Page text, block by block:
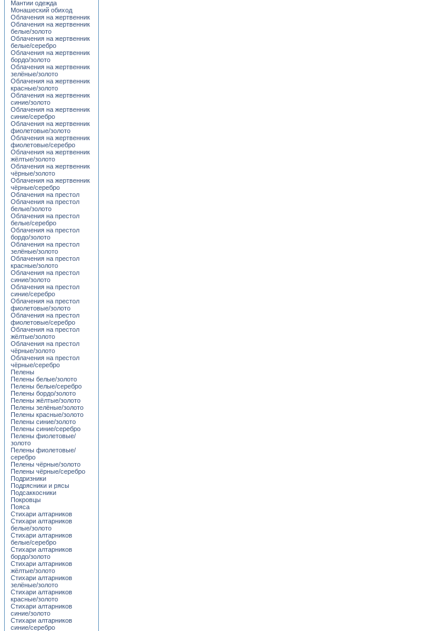
Мантии одежда
Монашеский обиход
Облачения на жертвенник
Облачения на жертвенник
белые/золото
Облачения на жертвенник
белые/серебро
Облачения на жертвенник
бордо/золото
Облачения на жертвенник
зелёные/золото
Облачения на жертвенник
красные/золото
Облачения на жертвенник
синие/золото
Облачения на жертвенник
синие/серебро
Облачения на жертвенник
фиолетовые/золото
Облачения на жертвенник
фиолетовые/серебро
Облачения на жертвенник
жёлтые/золото
Облачения на жертвенник
чёрные/золото
Облачения на жертвенник
чёрные/серебро
Облачения на престол
Облачения на престол
белые/золото
Облачения на престол
белые/серебро
Облачения на престол
бордо/золото
Облачения на престол
зелёные/золото
Облачения на престол
красные/золото
Облачения на престол
синие/золото
Облачения на престол
синие/серебро
Облачения на престол
фиолетовые/золото
Облачения на престол
фиолетовые/серебро
Облачения на престол
жёлтые/золото
Облачения на престол
чёрные/золото
Облачения на престол
чёрные/серебро
Пелены
Пелены белые/золото
Пелены белые/серебро
Пелены бордо/золото
Пелены жёлтые/золото
Пелены зелёные/золото
Пелены красные/золото
Пелены синие/золото
Пелены синие/серебро
Пелены фиолетовые/
золото
Пелены фиолетовые/
серебро
Пелены чёрные/золото
Пелены чёрные/серебро
Подризники
Подрясники и рясы
Подсаккосники
Покровцы
Пояса
Стихари алтарников
Стихари алтарников
белые/золото
Стихари алтарников
белые/серебро
Стихари алтарников
бордо/золото
Стихари алтарников
жёлтые/золото
Стихари алтарников
зелёные/золото
Стихари алтарников
красные/золото
Стихари алтарников
синие/золото
Стихари алтарников
синие/серебро